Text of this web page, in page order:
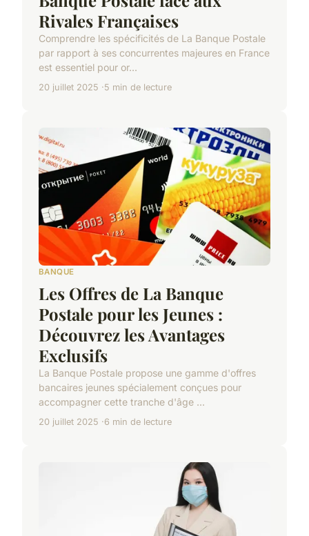
Rivales Françaises
Comprendre les spécificités de La Banque Postale
par rapport à ses concurrentes majeures en France
est essentiel pour or...
20 juillet 2025 5 min de lecture
BANQUE
Les Offres de La Banque
Postale pour les Jeunes :
Découvrez les Avantages
Exclusifs
La Banque Postale propose une gamme d'offres
bancaires jeunes spécialement conçues pour
accompagner cette tranche d'âge ...
20 juillet 2025 6 min de lecture